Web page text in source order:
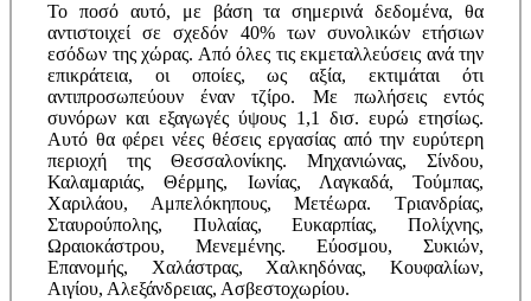
Το ποσό αυτό, με βάση τα σημερινά δεδομένα, θα
αντιστοιχεί σε σχεδόν 40% των συνολικών ετήσιων
εσόδων της χώρας. Από όλες τις εκμεταλλεύσεις ανά την
επικράτεια, οι οποίες, ως αξία, εκτιμάται ότι
αντιπροσωπεύουν έναν τζίρο. Με πωλήσεις εντός
συνόρων και εξαγωγές ύψους 1,1 δισ. ευρώ ετησίως.
Αυτό θα φέρει νέες θέσεις εργασίας από την ευρύτερη
περιοχή της Θεσσαλονίκης. Μηχανιώνας, Σίνδου,
Καλαμαριάς, Θέρμης, Ιωνίας, Λαγκαδά, Τούμπας,
Χαριλάου, Αμπελόκηπους, Μετέωρα. Τριανδρίας,
Σταυρούπολης, Πυλαίας, Ευκαρπίας, Πολίχνης,
Ωραιοκάστρου, Μενεμένης. Εύοσμου, Συκιών,
Επανομής, Χαλάστρας, Χαλκηδόνας, Κουφαλίων,
Αιγίου, Αλεξάνδρειας, Ασβεστοχωρίου.